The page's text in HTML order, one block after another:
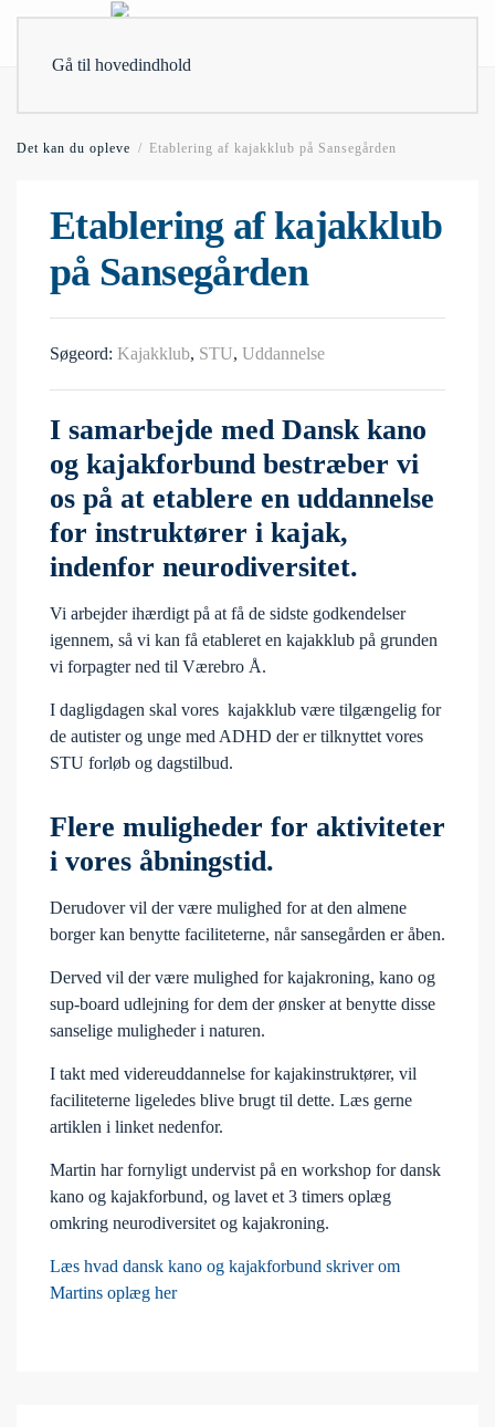
Gå til hovedindhold
Det kan du opleve Etablering af kajakklub på Sansegården
Etablering af kajakklub
på Sansegården
Søgeord: Kajakklub, STU, Uddannelse
I samarbejde med Dansk kano
og kajakforbund bestræber vi
os på at etablere en uddannelse
for instruktører i kajak,
indenfor neurodiversitet.
Vi arbejder ihærdigt på at få de sidste godkendelser
igennem, så vi kan få etableret en kajakklub på grunden
vi forpagter ned til Værebro Å.
I dagligdagen skal vores kajakklub være tilgængelig for
de autister og unge med ADHD der er tilknyttet vores
STU forløb og dagstilbud.
Flere muligheder for aktiviteter
i vores åbningstid.
Derudover vil der være mulighed for at den almene
borger kan benytte faciliteterne, når sansegården er åben.
Derved vil der være mulighed for kajakroning, kano og
sup-board udlejning for dem der ønsker at benytte disse
sanselige muligheder i naturen.
I takt med videreuddannelse for kajakinstruktører, vil
faciliteterne ligeledes blive brugt til dette. Læs gerne
artiklen i linket nedenfor.
Martin har fornyligt undervist på en workshop for dansk
kano og kajakforbund, og lavet et 3 timers oplæg
omkring neurodiversitet og kajakroning.
Læs hvad dansk kano og kajakforbund skriver om
Martins oplæg her